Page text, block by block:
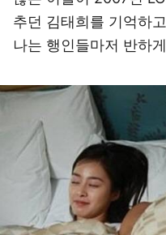
추던 김태희를 기억하
나는 행인들마저 반하